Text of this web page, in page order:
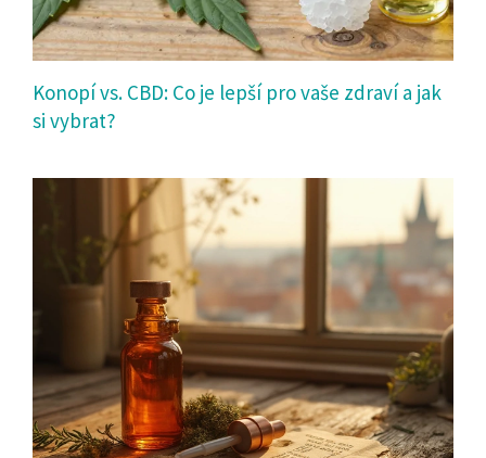
Konopí vs. CBD: Co je lepší pro vaše zdraví a jak
si vybrat?